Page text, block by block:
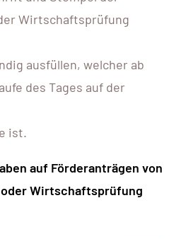
Wirtschaftsprüfung
ausfüllen, welcher ab
des Tages auf der
ist.
auf Förderanträgen von
Wirtschaftsprüfung